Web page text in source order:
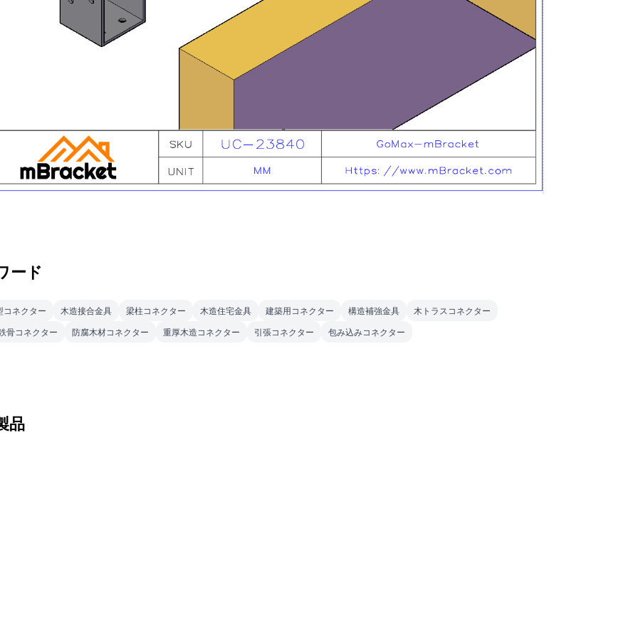
ード
コネクター 木造接合金具 梁柱コネクター 木造住宅金具 建築用コネクター 構造補強金具
木トラスコネクター
骨コネクター
防腐木材コネクター 重厚木造コネクター 引張コネクター 包み込みコネクター
品